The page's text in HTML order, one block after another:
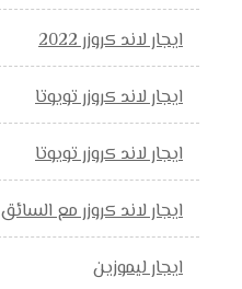
ايجار لاند كروزر 2022
ايجار لاند كروزر تويوتا
ايجار لاند كروزر تويوتا
ايجار لاند كروزر مع السائق
ايجار ليموزين